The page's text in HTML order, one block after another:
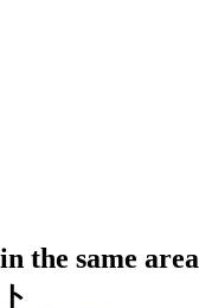
in the same area
ト